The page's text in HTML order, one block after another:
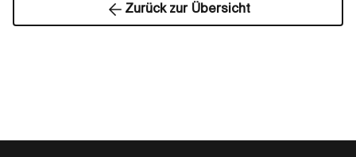
Zurück zur Übersicht